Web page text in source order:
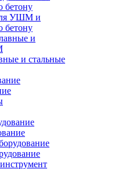
УШМ и
бетону
и стальные